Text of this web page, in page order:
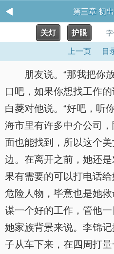
第三章 初
关灯 护眼 字
上一页 目
朋友说。“那我把你
口吧，如果你想找工作
白菱对他说。“好吧，听
海市里有许多中介公司
面也能找到，所以这个
边。在离开之前，她还
果有需要的可以打电话
危险人物，毕意也是她
谋一个好的工作，管他
她家族背景来说。李锦
子从车下来，在四周打